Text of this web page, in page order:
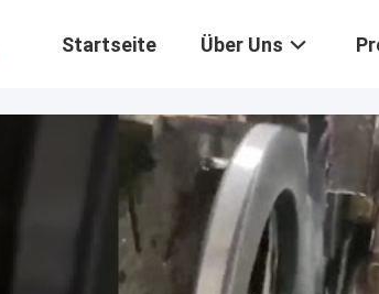
Startseite Über Uns